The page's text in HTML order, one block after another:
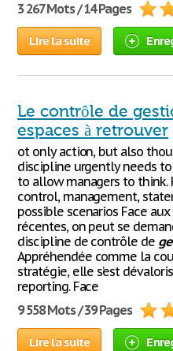
3 267 Mots / 14 Pages
Lire la suite
Le contrôle de
espaces à retrouver
ot only action, but also
discipline urgently needs
to allow managers to think.
control, management,
possible scenarios Face
récentes, on peut se
discipline de contrôle de
Appréhendée comme la
stratégie, elle s’est
reporting. Face
9 558 Mots / 39 Pages
Lire la suite